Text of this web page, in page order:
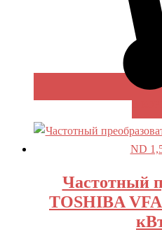
Частотный
TOSHIBA